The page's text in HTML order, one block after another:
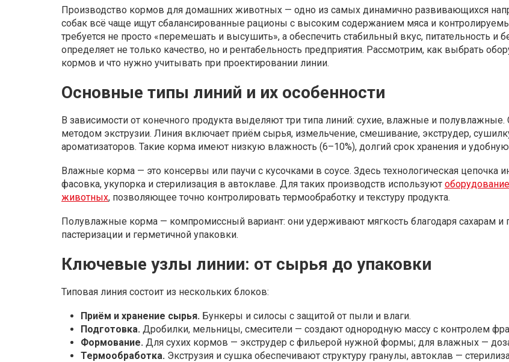
Производство кормов для домашних животных — одно из самых динамично развивающихся
собак всё чаще ищут сбалансированные рационы с высоким содержанием мяса и
требуется не просто «перемешать и высушить», а обеспечить стабильный вкус, питательность и
определяет не только качество, но и рентабельность предприятия. Рассмотрим, как выбрать
кормов и что нужно учитывать при проектировании линии.
Основные типы линий и их особенности
В зависимости от конечного продукта выделяют три типа линий: сухие, влажные и
методом экструзии. Линия включает приём сырья, измельчение, смешивание, экструдер,
ароматизаторов. Такие корма имеют низкую влажность (6–10%), долгий срок хранения и удобную
Влажные корма — это консервы или паучи с кусочками в соусе. Здесь технологическая цепочка
фасовка, укупорка и стерилизация в автоклаве. Для таких производств используют
животных, позволяющее точно контролировать термообработку и текстуру продукта.
Полувлажные корма — компромиссный вариант: они удерживают мягкость благодаря сахарам и
пастеризации и герметичной упаковки.
Ключевые узлы линии: от сырья до упаковки
Типовая линия состоит из нескольких блоков:
Приём и хранение сырья. Бункеры и силосы с защитой от пыли и влаги.
Подготовка. Дробилки, мельницы, смесители — создают однородную массу с контролем
Формование. Для сухих кормов — экструдер с фильерой нужной формы; для влажных —
Термообработка. Экструзия и сушка обеспечивают структуру гранулы, автоклав —